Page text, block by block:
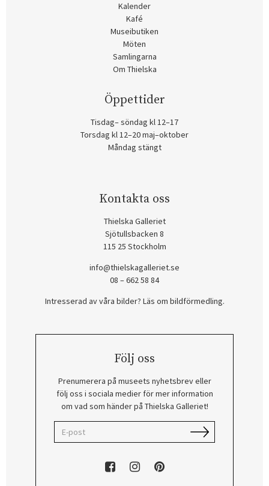
Kalender
Kafé
Museibutiken
Möten
Samlingarna
Om Thielska
Öppettider
Tisdag– söndag kl 12–17
Torsdag kl 12–20 maj–oktober
Måndag stängt
Kontakta oss
Thielska Galleriet
Sjötullsbacken 8
115 25 Stockholm
info@thielskagalleriet.se
08 – 662 58 84
Intresserad av våra bilder? Läs om bildförmedling.
Följ oss
Prenumerera på museets nyhetsbrev eller
följ oss i sociala medier för mer information
om vad som händer på Thielska Galleriet!